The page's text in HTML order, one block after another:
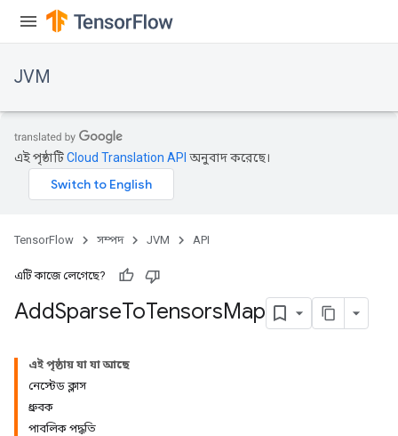
JVM
এই পৃষ্ঠাটিCloud Translation API অনুবাদ করেছে।
TensorFlow সম্পদ JVM API
এটি কাজে লেগেছে?
AddSparseToTensorsMap
এই পৃষ্ঠায় যা যা আছে
নেস্টেড ক্লাস
ধ্রুবক
পাবলিক পদ্ধতি